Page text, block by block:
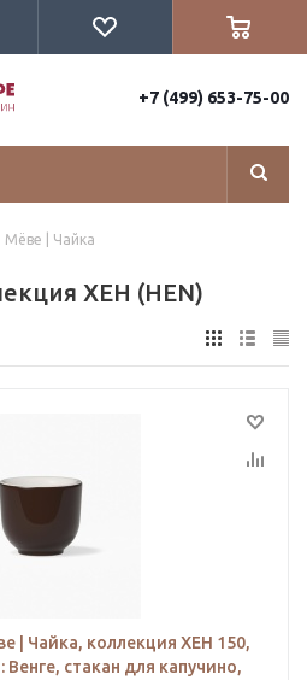
+7 (499) 653-75-00
Мёве | Чайка
ХЕН (HEN)
| Чайка, коллекция ХЕН 150,
стакан для капучино,